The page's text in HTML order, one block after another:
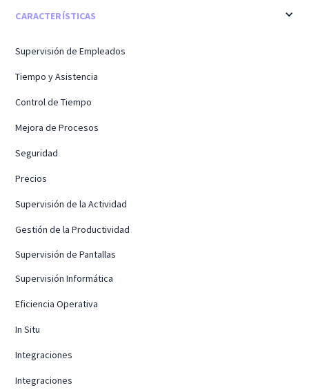
CARACTERÍSTICAS
Supervisión de Empleados
Tiempo y Asistencia
Control de Tiempo
Mejora de Procesos
Seguridad
Precios
Supervisión de la Actividad
Gestión de la Productividad
Supervisión de Pantallas
Supervisión Informática
Eficiencia Operativa
In Situ
Integraciones
Integraciones